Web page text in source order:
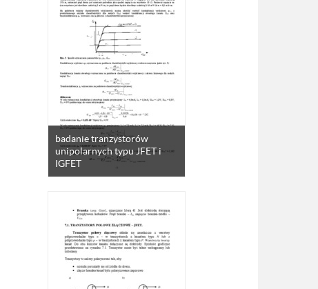
badanie tranzystorów
unipolarnych typu JFET i
IGFET